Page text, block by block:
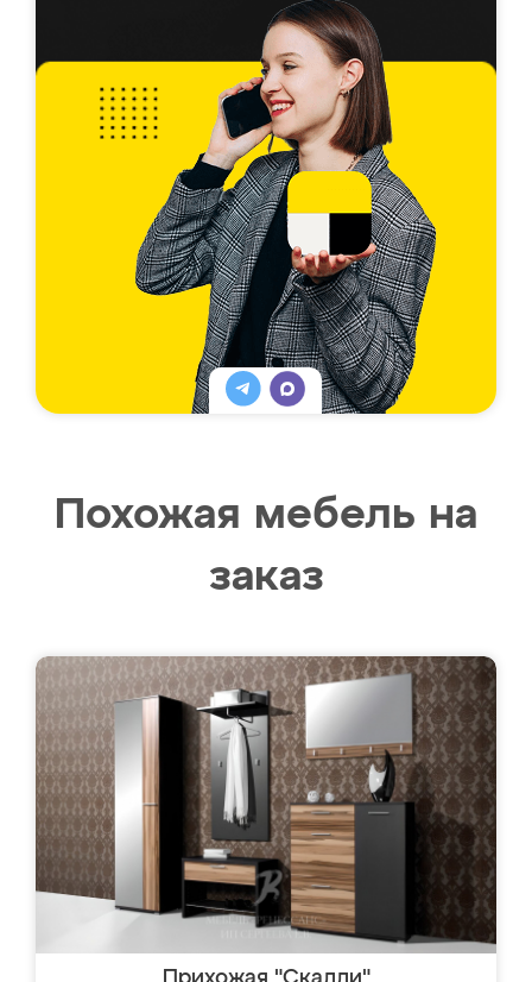
Похожая мебель на
заказ